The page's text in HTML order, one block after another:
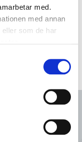
med.
med annan
som de har